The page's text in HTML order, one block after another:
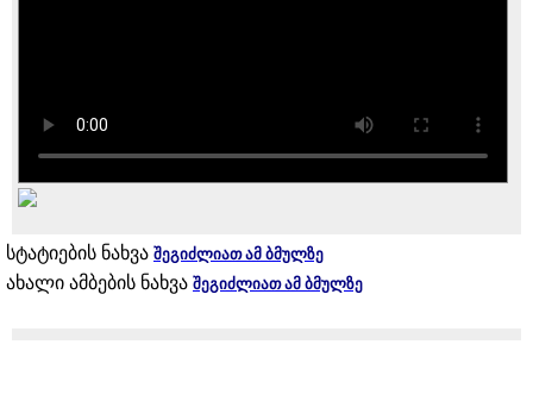
სტატიების ნახვა შეგიძლიათ ამ ბმულზე
ახალი ამბების ნახვა შეგიძლიათ ამ ბმულზე